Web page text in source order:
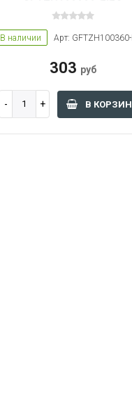
В наличии Арт: GFTZH100360-
303 руб
В